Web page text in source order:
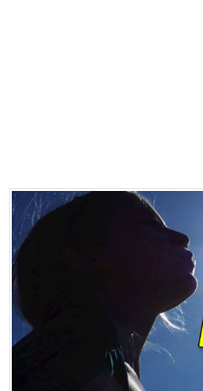
Politika